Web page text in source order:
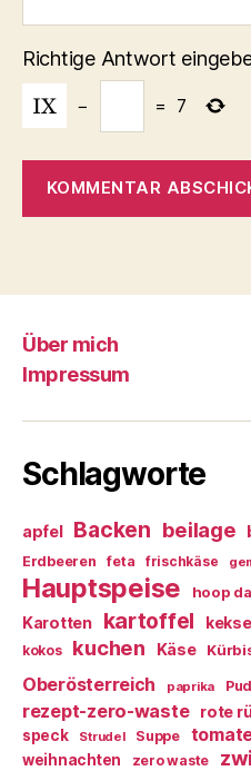
Richtige Antwort
− = 7
Über mich
Impressum
Schlagworte
apfel Backen beilage
Erdbeeren feta frischkäse
Hauptspeise hoop
Karotten kartoffel kekse
kokos kuchen Käse
Oberösterreich paprika
rezept-zero-waste rote
speck Strudel Suppe
weihnachten zero waste